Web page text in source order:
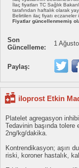
İlaç fiyatları TC Sağlık
tarafından haftalık olarak
Belirtilen ilaç fiyatı eczaneler
Fiyatlar güncellenmemiş
Son
Güncelleme:
1
Paylaş:
iloprost Etkin
Platelet agregasyon
Tedavinin başında
2ng/kg/dakika.
Kontrendikasyon; aşırı
riski, koroner hastalık,